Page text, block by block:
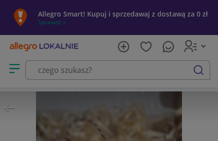
Allegro Smart! Kupuj i sprzedawaj z dostawą za 0 zł
Sprawdź »
Otwórz menu z kategoriami
szukaj